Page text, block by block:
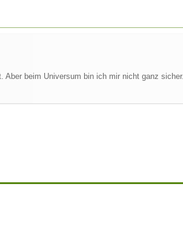
beim Universum bin ich mir nicht ganz sicher.